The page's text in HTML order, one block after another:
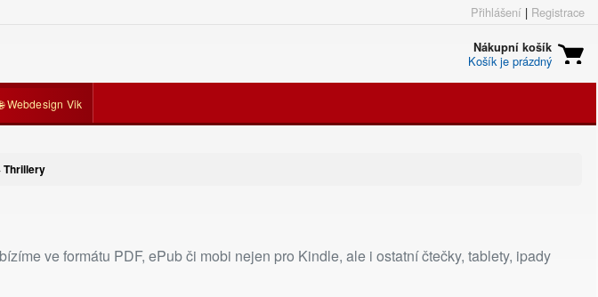
Přihlášení | Registrace
Nákupní košík
Košík je prázdný
Webdesign Vik
Thrillery
ve formátu PDF, ePub či mobi nejen pro Kindle, ale i ostatní čtečky, tablety, ipady